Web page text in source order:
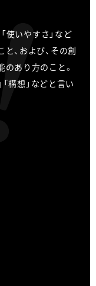
使いやすさ」など
、および、その創
あり方のこと。
「構想」などと言い